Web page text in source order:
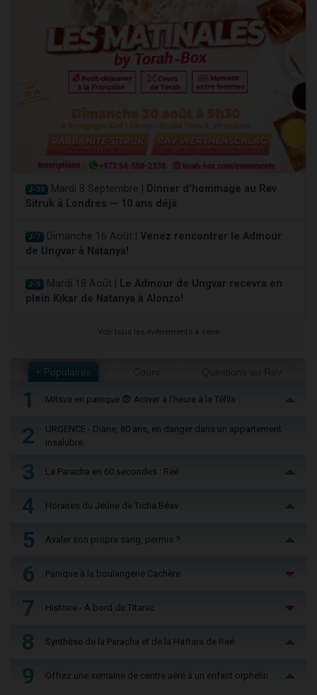
J-30 Mardi 8 Septembre |
Dinner d'hommage au Rav
Sitruk à Londres — 10 ans déjà
J-7 Dimanche 16 Août | Venez rencontrer le Admour
de Ungvar à Natanya!
J-9 Mardi 18 Août |
Le Admour de Ungvar recevra en
plein Kikar de Natanya à Alonzo!
Voir tous les événements à venir
+ Populaires
1 Mitsva en panique 😨 Arriver à l'heure à la Téfila
2
URGENCE - Diane, 80 ans, en danger dans un appartement
insalubre
3 La Paracha en 60 secondes : Réé
4 Horaires du Jeûne de Ticha Béav
5 Avaler son propre sang, permis ?
6 Panique à la boulangerie Cachère
7 Histoire - À bord du Titanic
8 Synthèse de la Paracha et de la Haftara de Reé
9 Offrez une semaine de centre aéré à un enfant orphelin